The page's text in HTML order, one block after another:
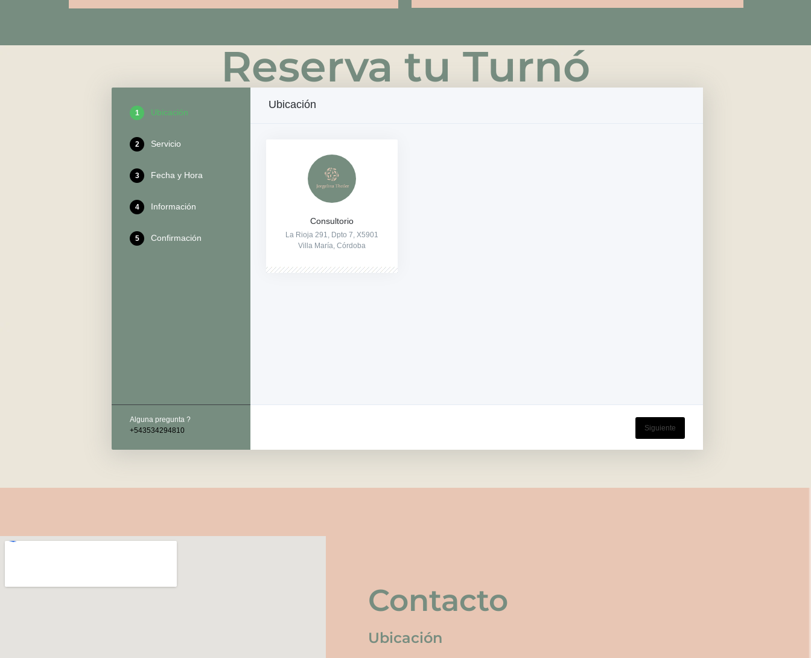
Reserva tu Turnó
1 Ubicación
2 Servicio
3 Fecha y Hora
4 Información
5 Confirmación
Alguna pregunta ?
+543534294810
Ubicación
Consultorio
La Rioja 291, Dpto 7, X5901
Villa María, Córdoba
Siguiente
Contacto
Ubicación